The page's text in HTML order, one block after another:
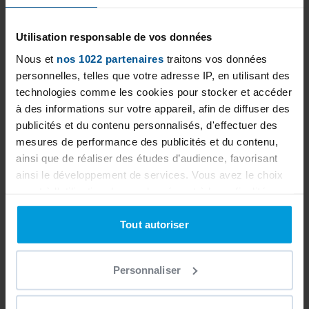
Utilisation responsable de vos données
Nous et nos 1022 partenaires traitons vos données
personnelles, telles que votre adresse IP, en utilisant des
technologies comme les cookies pour stocker et accéder
à des informations sur votre appareil, afin de diffuser des
publicités et du contenu personnalisés, d'effectuer des
mesures de performance des publicités et du contenu,
ainsi que de réaliser des études d’audience, favorisant
ainsi le développement de services. Vous avez le choix
Vous pouvez modifier ou retirer votre consentement à
tout moment en consultant la Déclaration relative aux
cookies ou en cliquant sur l'icône de confidentialité.
Si vous le permettez, nous aimerions également :
Collecter des informations sur votre localisation
Tout autoriser
Personnaliser
hesitate to ask our TURQUOISE CONCEPT SARL
team for a personalized study to best